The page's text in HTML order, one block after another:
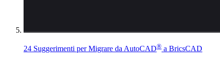
24 Suggerimenti per Migrare da AutoCAD® a BricsCAD